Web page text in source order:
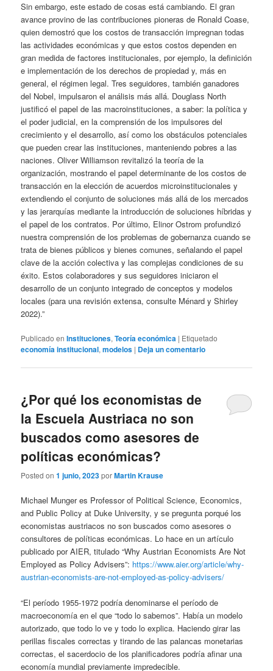
Sin embargo, este estado de cosas está cambiando. El gran
avance provino de las contribuciones pioneras de Ronald Coase,
quien demostró que los costos de transacción impregnan todas
las actividades económicas y que estos costos dependen en
gran medida de factores institucionales, por ejemplo, la definición
e implementación de los derechos de propiedad y, más en
general, el régimen legal. Tres seguidores, también ganadores
del Nobel, impulsaron el análisis más allá. Douglass North
justificó el papel de las macroinstituciones, a saber: la política y
el poder judicial, en la comprensión de los impulsores del
crecimiento y el desarrollo, así como los obstáculos potenciales
que pueden crear las instituciones, manteniendo pobres a las
naciones. Oliver Williamson revitalizó la teoría de la
organización, mostrando el papel determinante de los costos de
transacción en la elección de acuerdos microinstitucionales y
extendiendo el conjunto de soluciones más allá de los mercados
y las jerarquías mediante la introducción de soluciones híbridas y
el papel de los contratos. Por último, Elinor Ostrom profundizó
nuestra comprensión de los problemas de gobernanza cuando se
trata de bienes públicos y bienes comunes, señalando el papel
clave de la acción colectiva y las complejas condiciones de su
éxito. Estos colaboradores y sus seguidores iniciaron el
desarrollo de un conjunto integrado de conceptos y modelos
locales (para una revisión extensa, consulte Ménard y Shirley
2022).”
Publicado en Instituciones,Teoría económica | Etiquetado
economía institucional,modelos | Deja un comentario
¿Por qué los economistas de
la Escuela Austriaca no son
buscados como asesores de
políticas económicas?
Posted on1 junio, 2023porMartin Krause
Michael Munger es Professor of Political Science, Economics,
and Public Policy at Duke University, y se pregunta porqué los
economistas austriacos no son buscados como asesores o
consultores de políticas económicas. Lo hace en un artículo
publicado por AIER, titulado “Why Austrian Economists Are Not
Employed as Policy Advisers”: https://www.aier.org/article/why-
austrian-economists-are-not-employed-as-policy-advisers/
“El período 1955-1972 podría denominarse el período de
macroeconomía en el que “todo lo sabemos”. Había un modelo
autorizado, que todo lo ve y todo lo explica. Haciendo girar las
perillas fiscales correctas y tirando de las palancas monetarias
correctas, el sacerdocio de los planificadores podría afinar una
economía mundial previamente impredecible.